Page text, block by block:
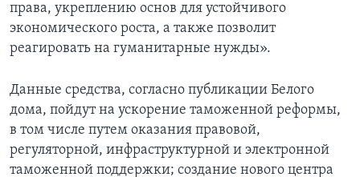
права, укреплению основ для устойчивого
экономического роста, а также позволит
реагировать на гуманитарные нужды».
Данные средства, согласно публикации Белого
дома, пойдут на ускорение таможенной реформы,
в том числе путем оказания правовой,
регуляторной, инфраструктурной и электронной
таможенной поддержки; создание нового центра